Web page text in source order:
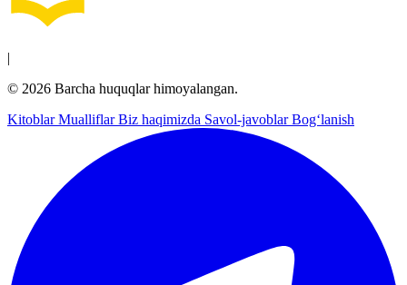
|
© 2026 Barcha huquqlar himoyalangan.
KitoblarMualliflarBiz haqimizda Savol-javoblarBog‘lanish